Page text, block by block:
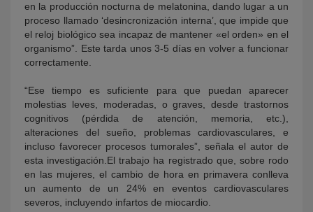
en la producción nocturna de melatonina, dando lugar a un
proceso llamado ‘desincronización interna’, que impide que
el reloj biológico sea incapaz de mantener «el orden» en el
organismo”. Este tarda unos 3-5 días en volver a funcionar
correctamente.
“Ese tiempo es suficiente para que puedan aparecer
molestias leves, moderadas, o graves, desde trastornos
cognitivos (pérdida de atención, memoria, etc.),
alteraciones del sueño, problemas cardiovasculares, e
incluso favorecer procesos tumorales”, señala el autor de
esta investigación.El trabajo ha registrado que, sobre rodo
en las mujeres, el cambio de hora en primavera conlleva
un aumento de un 24% en eventos cardiovasculares
severos, incluyendo infartos de miocardio.